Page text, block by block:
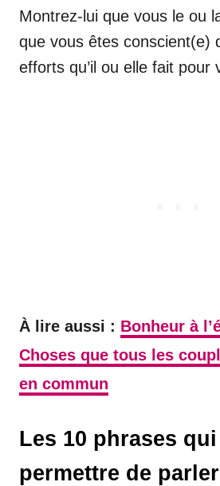
Montrez-lui que vous le ou
que vous êtes conscient(e)
efforts qu’il ou elle fait pour
À lire aussi : Bonheur à
Choses que tous les
en commun
Les 10 phrases
permettre de